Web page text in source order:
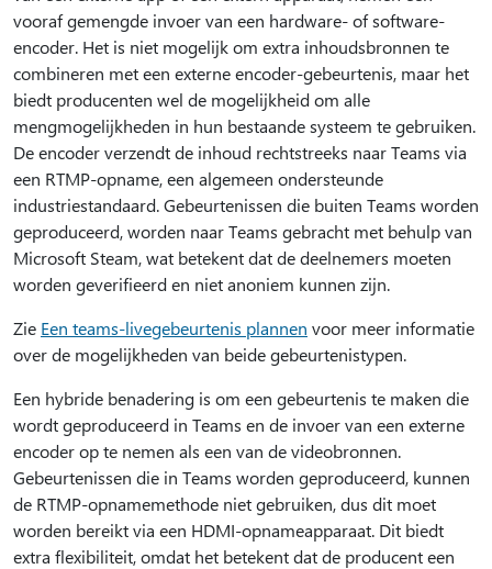
vooraf gemengde invoer van een hardware- of software-
encoder. Het is niet mogelijk om extra inhoudsbronnen te
combineren met een externe encoder-gebeurtenis, maar het
biedt producenten wel de mogelijkheid om alle
mengmogelijkheden in hun bestaande systeem te gebruiken.
De encoder verzendt de inhoud rechtstreeks naar Teams via
een RTMP-opname, een algemeen ondersteunde
industriestandaard. Gebeurtenissen die buiten Teams worden
geproduceerd, worden naar Teams gebracht met behulp van
Microsoft Steam, wat betekent dat de deelnemers moeten
worden geverifieerd en niet anoniem kunnen zijn.
Zie Een teams-livegebeurtenis plannen voor meer informatie
over de mogelijkheden van beide gebeurtenistypen.
Een hybride benadering is om een gebeurtenis te maken die
wordt geproduceerd in Teams en de invoer van een externe
encoder op te nemen als een van de videobronnen.
Gebeurtenissen die in Teams worden geproduceerd, kunnen
de RTMP-opnamemethode niet gebruiken, dus dit moet
worden bereikt via een HDMI-opnameapparaat. Dit biedt
extra flexibiliteit, omdat het betekent dat de producent een